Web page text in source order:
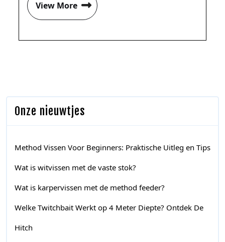
View More
Onze nieuwtjes
Method Vissen Voor Beginners: Praktische Uitleg en Tips
Wat is witvissen met de vaste stok?
Wat is karpervissen met de method feeder?
Welke Twitchbait Werkt op 4 Meter Diepte? Ontdek De
Hitch